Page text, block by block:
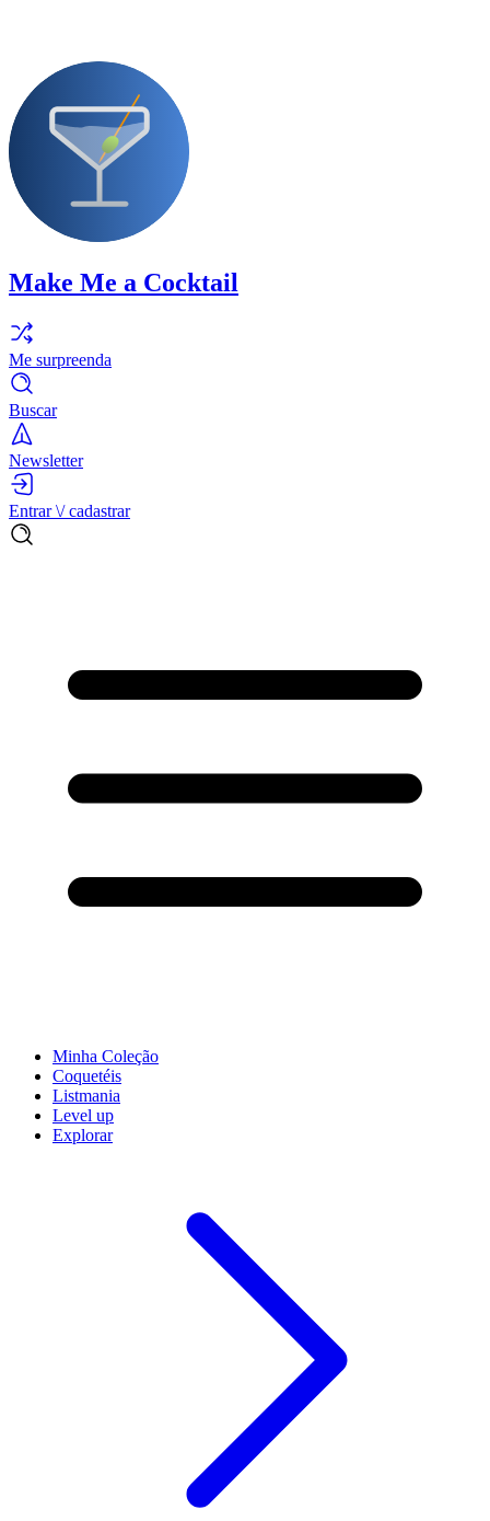
Make Me a Cocktail
Me surpreenda
Buscar
Newsletter
Entrar \/ cadastrar
Minha Coleção
Coquetéis
Listmania
Level up
Explorar